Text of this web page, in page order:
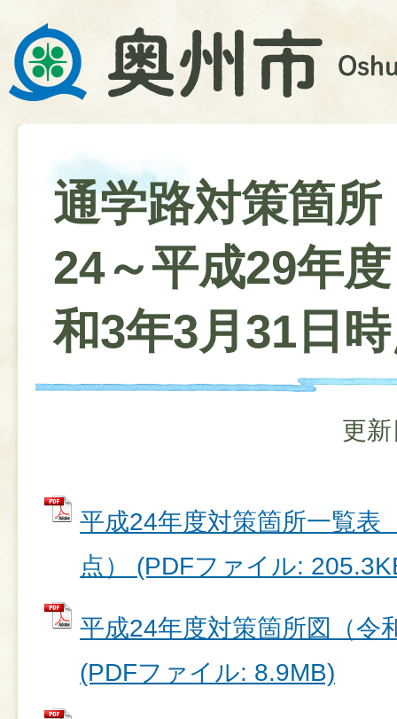
通学路対策箇所
24～平成29年
和3年3月31日
更
平成24年度対策箇所一覧表
点） (PDFファイル:
平成24年度対策箇所図（令
(PDFファイル: 8.9MB)